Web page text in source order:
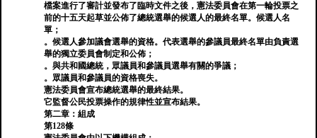
檔案進行了審計並發布了臨時文件之後，憲法委員會在第一輪投票之
前的十五天起草並公佈了總統選舉的候選人的最終名單。候選人名
單；
。候選人參加議會選舉的資格。代表選舉的參議員最終名單由負責選
舉的獨立委員會制定和公佈；
。與共和國總統，眾議員和參議員選舉有關的爭議；
。眾議員和參議員的資格喪失。
憲法委員會宣布總統選舉的最終結果。
它監督公民投票操作的規律性並宣布結果。
第二章：組成
第128條